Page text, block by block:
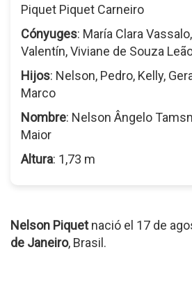
Piquet Piquet Carneiro
Cónyuges: María Clara
Valentín, Viviane de Souza
Hijos: Nelson, Pedro, Kelly,
Marco
Nombre: Nelson Ângelo
Maior
Altura: 1,73 m
Nelson Piquetnació el 17 de
de Janeiro, Brasil.